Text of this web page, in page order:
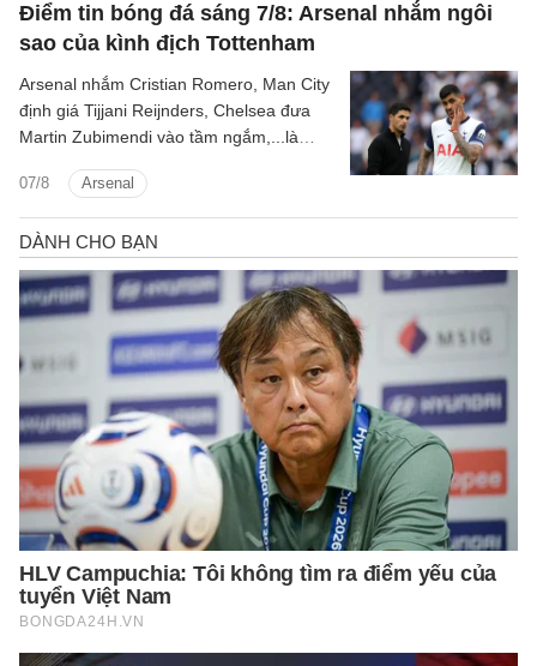
Điểm tin bóng đá sáng 7/8: Arsenal nhắm ngôi
sao của kình địch Tottenham
07/8 Arsenal
Arsenal nhắm Cristian Romero, Man City
định giá Tijjani Reijnders, Chelsea đưa
Martin Zubimendi vào tầm ngắm,...là
tin bóng đá sáng 31/7.